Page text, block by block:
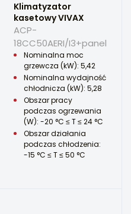
Klimatyzator
kasetowy VIVAX
ACP-
18CC50AERI/I3+panel
Nominalna moc
grzewcza (kW): 5,42
Nominalna wydajność
chłodnicza (kW): 5,28
Obszar pracy
podczas ogrzewania
(W): -20 °C ≤ T ≤ 24 °C
Obszar działania
podczas chłodzenia:
-15 °C ≤ T ≤ 50 °C